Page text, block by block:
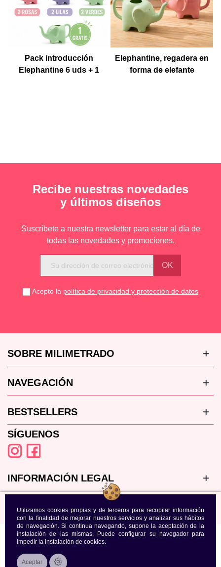
Utilizamos cookies propias y de terceros para recopilar información
con la finalidad de mejorar nuestros servicios y analizar sus hábitos
de navegación. Si continua navegando, supone la aceptación de la
instalación de las mismas. Puede configurar su navegador para
impedir la instalación de cookies.
Aceptar
Pack introducción
Elephantine 6 uds + 1
Elephantine, regadera en
forma de elefante
Recibe nuestras novedades
y últimos diseños
Suscríbete a nuestra newsletter para estar al día de
todas las novedades y promociones.
Acepto la política de privacidad y protección de datos
SOBRE MILIMETRADO
NAVEGACIÓN
BESTSELLERS
SÍGUENOS
INFORMACIÓN LEGAL